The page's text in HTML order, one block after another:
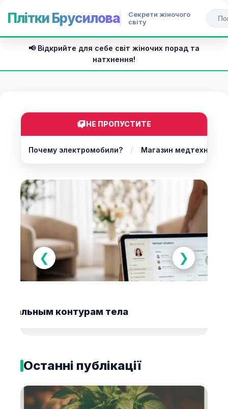
Плітки Брусилова
Секрети жіночого
світу
📢 Відкрийте для себе світ жіночих порад та
натхнення!
НЕ ПРОПУСТИТЕ
Почему электромобили? / Магазин медтехники
❮
контурам тела
❯
Останні публікації